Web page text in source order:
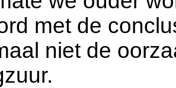
met de
niet de